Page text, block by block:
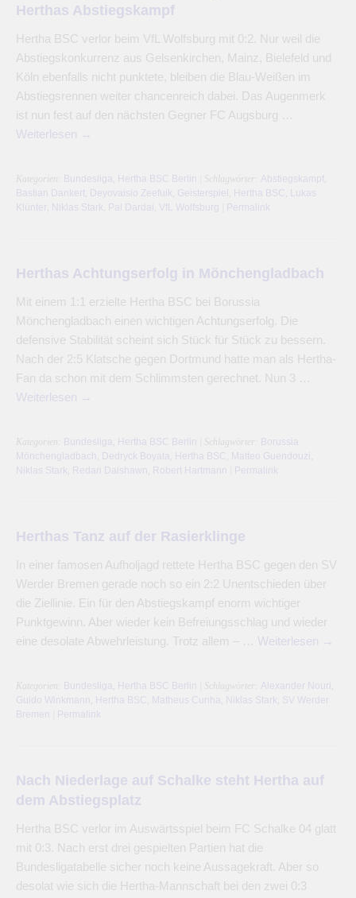
Herthas Abstiegskampf
Hertha BSC verlor beim VfL Wolfsburg mit 0:2. Nur weil die
Abstiegskonkurrenz aus Gelsenkirchen, Mainz, Bielefeld und
Köln ebenfalls nicht punktete, bleiben die Blau-Weißen im
Abstiegsrennen weiter chancenreich dabei. Das Augenmerk
ist nun fest auf den nächsten Gegner FC Augsburg …
Weiterlesen →
Kategorien: Bundesliga Hertha BSC Berlin | Schlagwörter: Abstiegskampf
Bastian Dankert Deyovaisio Zeefuik Geisterspiel Hertha BSC
Lukas
Klünter
Niklas Stark Pal Dardai VfL Wolfsburg Permalink
Herthas Achtungserfolg in Mönchengladbach
Mit einem 1:1 erzielte Hertha BSC bei Borussia
Mönchengladbach einen wichtigen Achtungserfolg. Die
defensive Stabilität scheint sich Stück für Stück zu bessern.
Nach der 2:5 Klatsche gegen Dortmund hatte man als Hertha-
Fan da schon mit dem Schlimmsten gerechnet. Nun 3 …
Weiterlesen →
Kategorien: Bundesliga Hertha BSC Berlin | Schlagwörter: Borussia
Mönchengladbach
Dedryck Boyata Hertha BSC Matteo Guendouzi
Niklas Stark
Redan Daishawn Robert Hartmann Permalink
Herthas Tanz auf der Rasierklinge
In einer famosen Aufholjagd rettete Hertha BSC gegen den SV
Werder Bremen gerade noch so ein 2:2 Unentschieden über
die Ziellinie. Ein für den Abstiegskampf enorm wichtiger
Punktgewinn. Aber wieder kein Befreiungsschlag und wieder
eine desolate Abwehrleistung. Trotz allem – … Weiterlesen →
Kategorien: Bundesliga Hertha BSC Berlin | Schlagwörter: Alexander Nouri
Guido Winkmann
Hertha BSC Matheus Cunha Niklas Stark
SV Werder
Bremen
Permalink
Nach Niederlage auf Schalke steht Hertha auf
dem Abstiegsplatz
Hertha BSC verlor im Auswärtsspiel beim FC Schalke 04 glatt
mit 0:3. Nach erst drei gespielten Partien hat die
Bundesligatabelle sicher noch keine Aussagekraft. Aber so
desolat wie sich die Hertha-Mannschaft bei den zwei 0:3